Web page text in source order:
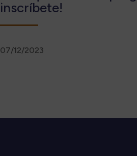
inscríbete!
07/12/2023